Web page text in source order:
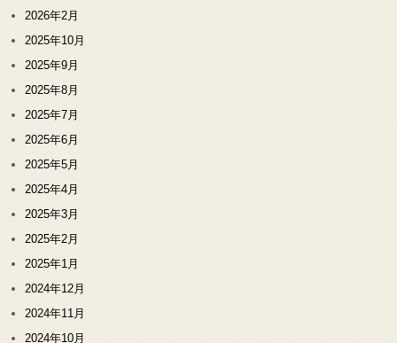
2026年2月
2025年10月
2025年9月
2025年8月
2025年7月
2025年6月
2025年5月
2025年4月
2025年3月
2025年2月
2025年1月
2024年12月
2024年11月
2024年10月